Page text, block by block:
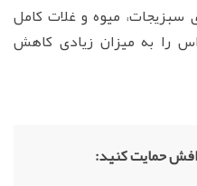
سبزیجات، میوه و غلات کامل
را به میزان زیادی کاهش
حمایت کنید: